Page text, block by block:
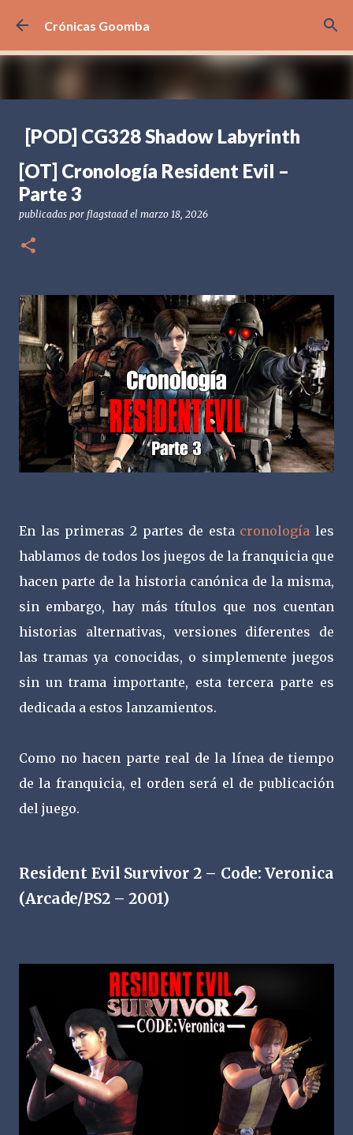
Ir al contenido principal
Crónicas Goomba
[POD] CG328 Shadow Labyrinth
[PS5] PLAYSTATION 5 2025
SHADOW LABYRINTH
[OT] Cronología Resident Evil –
Parte 3
publicadas por flagstaad el marzo 18, 2026
En las primeras 2 partes de esta cronología les
hablamos de todos los juegos de la franquicia que
hacen parte de la historia canónica de la misma,
sin embargo, hay más títulos que nos cuentan
historias alternativas, versiones diferentes de
las tramas ya conocidas, o simplemente juegos
sin un trama importante, esta tercera parte es
dedicada a estos lanzamientos.
Como no hacen parte real de la línea de tiempo
de la franquicia, el orden será el de publicación
del juego.
Resident Evil Survivor 2 – Code: Veronica
(Arcade/PS2 – 2001)